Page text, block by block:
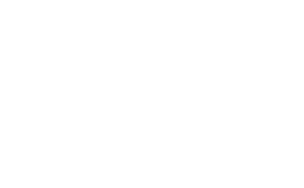
ヶ月以内に交付のもの）
骨証明書、埋蔵証明書のいずれか原本
親族関係が確認できる書類
月以内に交付のもの。）